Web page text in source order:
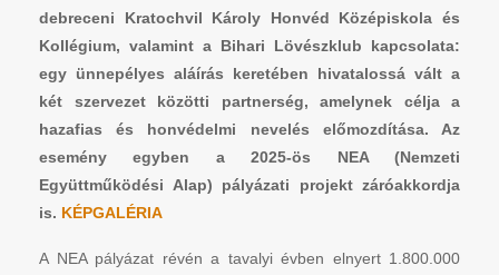
debreceni Kratochvil Károly Honvéd Középiskola és
Kollégium, valamint a Bihari Lövészklub kapcsolata:
egy ünnepélyes aláírás keretében hivatalossá vált a
két szervezet közötti partnerség, amelynek célja a
hazafias és honvédelmi nevelés előmozdítása. Az
esemény egyben a 2025-ös NEA (Nemzeti
Együttműködési Alap) pályázati projekt záróakkordja
is. KÉPGALÉRIA
A NEA pályázat révén a tavalyi évben elnyert 1.800.000